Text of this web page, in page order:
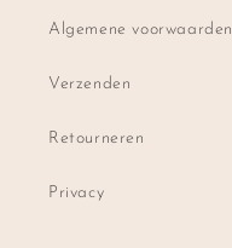
Algemene voorwaarden
Verzenden
Retourneren
Privacy